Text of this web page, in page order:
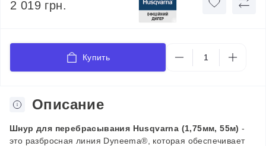
2 019 грн.
Купить
Описание
Шнур для перебрасывания Husqvarna (1,75мм, 55м) -
это разбросная линия Dyneema®, которая обеспечивает